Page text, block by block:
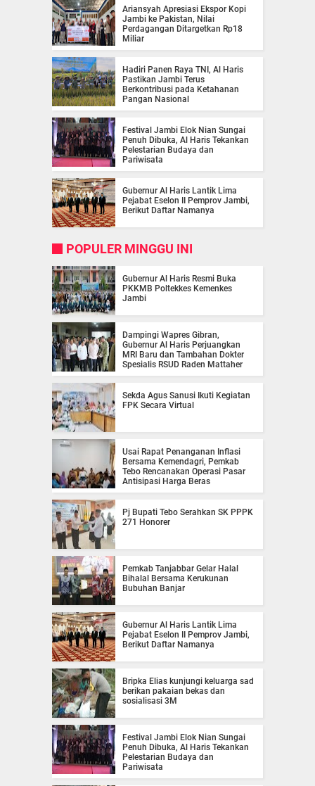
Ariansyah Apresiasi Ekspor Kopi
Jambi ke Pakistan, Nilai
Perdagangan Ditargetkan Rp18
Miliar
Hadiri Panen Raya TNI, Al Haris
Pastikan Jambi Terus
Berkontribusi pada Ketahanan
Pangan Nasional
Festival Jambi Elok Nian Sungai
Penuh Dibuka, Al Haris Tekankan
Pelestarian Budaya dan
Pariwisata
Gubernur Al Haris Lantik Lima
Pejabat Eselon II Pemprov Jambi,
Berikut Daftar Namanya
POPULER MINGGU INI
Gubernur Al Haris Resmi Buka
PKKMB Poltekkes Kemenkes
Jambi
Dampingi Wapres Gibran,
Gubernur Al Haris Perjuangkan
MRI Baru dan Tambahan Dokter
Spesialis RSUD Raden Mattaher
Sekda Agus Sanusi Ikuti Kegiatan
FPK Secara Virtual
Usai Rapat Penanganan Inflasi
Bersama Kemendagri, Pemkab
Tebo Rencanakan Operasi Pasar
Antisipasi Harga Beras
Pj Bupati Tebo Serahkan SK PPPK
271 Honorer
Pemkab Tanjabbar Gelar Halal
Bihalal Bersama Kerukunan
Bubuhan Banjar
Gubernur Al Haris Lantik Lima
Pejabat Eselon II Pemprov Jambi,
Berikut Daftar Namanya
Bripka Elias kunjungi keluarga sad
berikan pakaian bekas dan
sosialisasi 3M
Festival Jambi Elok Nian Sungai
Penuh Dibuka, Al Haris Tekankan
Pelestarian Budaya dan
Pariwisata